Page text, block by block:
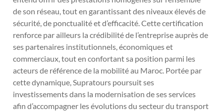
de son réseau, tout en garantissant des niveaux élevés de
sécurité, de ponctualité et d’efficacité. Cette certification
renforce par ailleurs la crédibilité de l’entreprise auprès de
ses partenaires institutionnels, économiques et
commerciaux, tout en confortant sa position parmi les
acteurs de référence de la mobilité au Maroc. Portée par
cette dynamique, Supratours poursuit ses
investissements dans la modernisation de ses services
afin d’accompagner les évolutions du secteur du transport